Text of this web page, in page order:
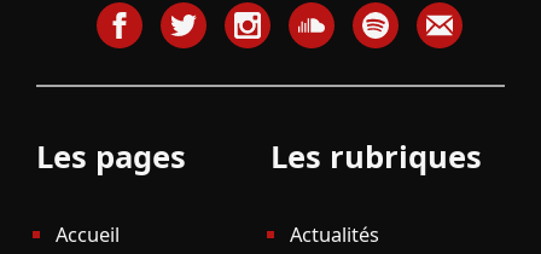
Les pages
Accueil
Les rubriques
Actualités